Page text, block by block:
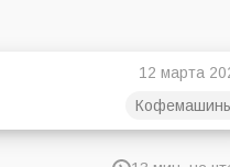
12 марта